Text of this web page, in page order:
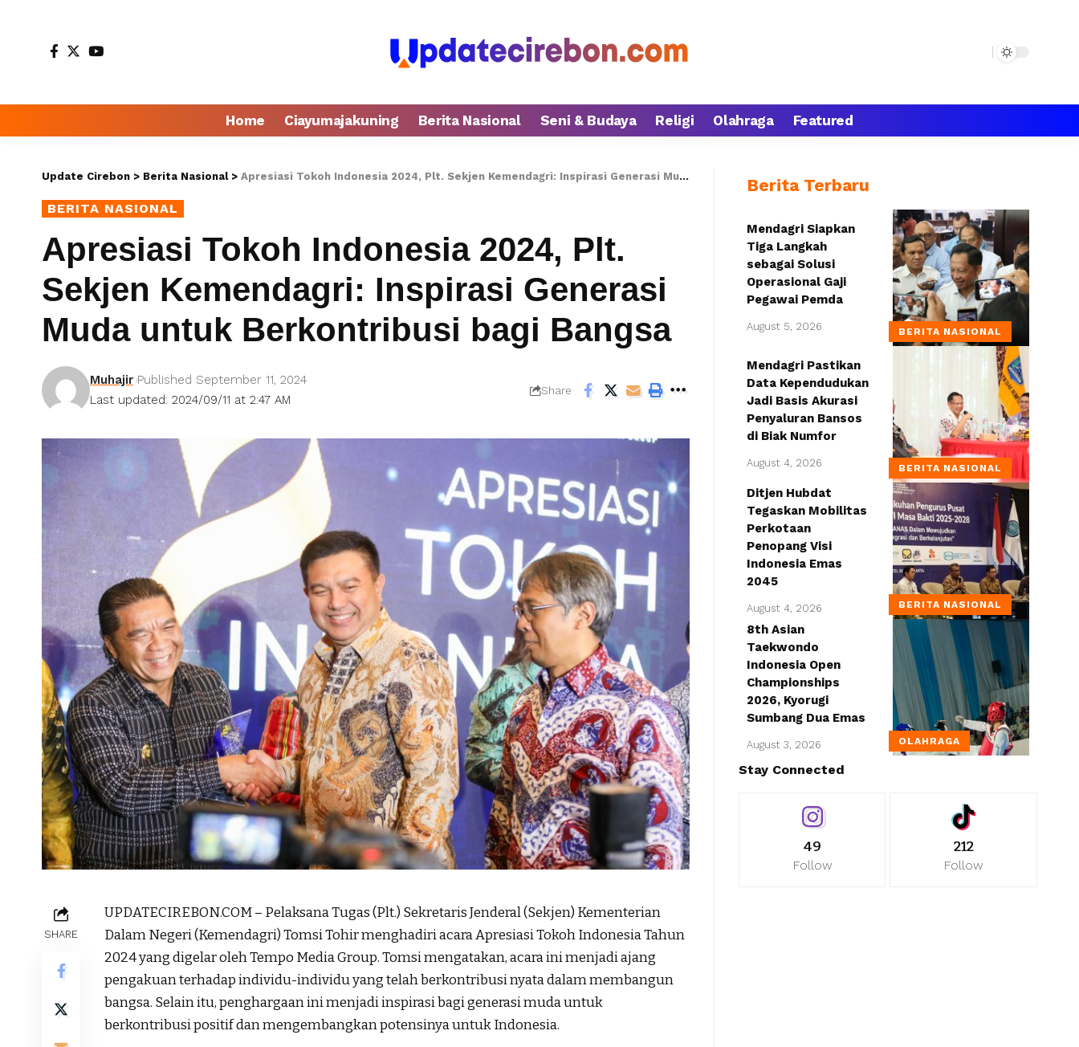
Home Ciayumajakuning Berita Nasional Seni & Budaya Religi Olahraga Featured
Update Cirebon > Berita Nasional> Apresiasi Tokoh Indonesia 2024, Plt. Sekjen Kemendagri: Inspirasi Generasi Muda untuk Berkontribusi bagi Bangsa
BERITA NASIONAL
Apresiasi Tokoh Indonesia 2024, Plt.
Sekjen Kemendagri: Inspirasi Generasi
Muda untuk Berkontribusi bagi Bangsa
Last updated: 2024/09/11 at 2:47 AM
Muhajir Published September 11, 2024
Share
SHARE
UPDATECIREBON.COM – Pelaksana Tugas (Plt.) Sekretaris Jenderal (Sekjen) Kementerian
Dalam Negeri (Kemendagri) Tomsi Tohir menghadiri acara Apresiasi Tokoh Indonesia Tahun
2024 yang digelar oleh Tempo Media Group. Tomsi mengatakan, acara ini menjadi ajang
pengakuan terhadap individu-individu yang telah berkontribusi nyata dalam membangun
bangsa. Selain itu, penghargaan ini menjadi inspirasi bagi generasi muda untuk
berkontribusi positif dan mengembangkan potensinya untuk Indonesia.
Berita Terbaru
BERITA NASIONAL
Mendagri Siapkan
Tiga Langkah
sebagai Solusi
Operasional Gaji
Pegawai Pemda
August 5, 2026
BERITA NASIONAL
Mendagri Pastikan
Data Kependudukan
Jadi Basis Akurasi
Penyaluran Bansos
di Biak Numfor
August 4, 2026
BERITA NASIONAL
Ditjen Hubdat
Tegaskan Mobilitas
Perkotaan
Penopang Visi
Indonesia Emas
2045
August 4, 2026
OLAHRAGA
8th Asian
Taekwondo
Indonesia Open
Championships
2026, Kyorugi
Sumbang Dua Emas
August 3, 2026
Stay Connected
49
Follow
212
Follow